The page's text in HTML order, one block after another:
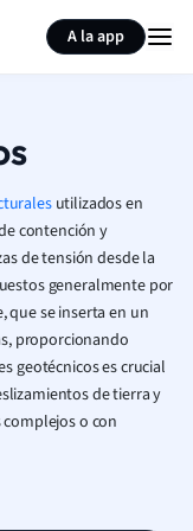
A la app
utilizados en
contención y
de tensión desde la
generalmente por
que se inserta en un
proporcionando
geotécnicos es crucial
de tierra y
o con
Resumir página